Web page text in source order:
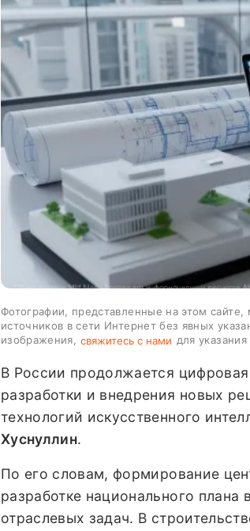
Фотографии, представленные на этом
источников в сети Интернет без явных
изображения, свяжитесь с нами для
В России продолжается
разработки и внедрения новых
технологий искусственного
Хуснуллин.
По его словам, формирование
разработке национального плана
отраслевых задач. В